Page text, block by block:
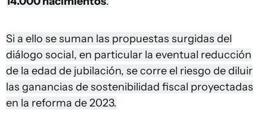
Si a ello se suman las propuestas surgidas del
diálogo social, en particular la eventual reducción
de la edad de jubilación, se corre el riesgo de diluir
las ganancias de sostenibilidad fiscal proyectadas
en la reforma de 2023.